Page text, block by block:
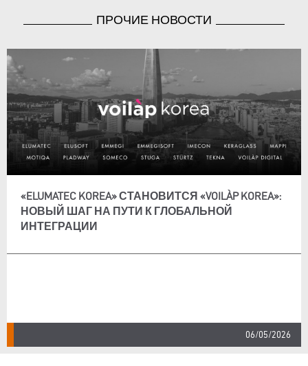
ПРОЧИЕ НОВОСТИ
«ELUMATEC KOREA» СТАНОВИТСЯ «VOILÀP KOREA»:
НОВЫЙ ШАГ НА ПУТИ К ГЛОБАЛЬНОЙ
ИНТЕГРАЦИИ
06/05/2026